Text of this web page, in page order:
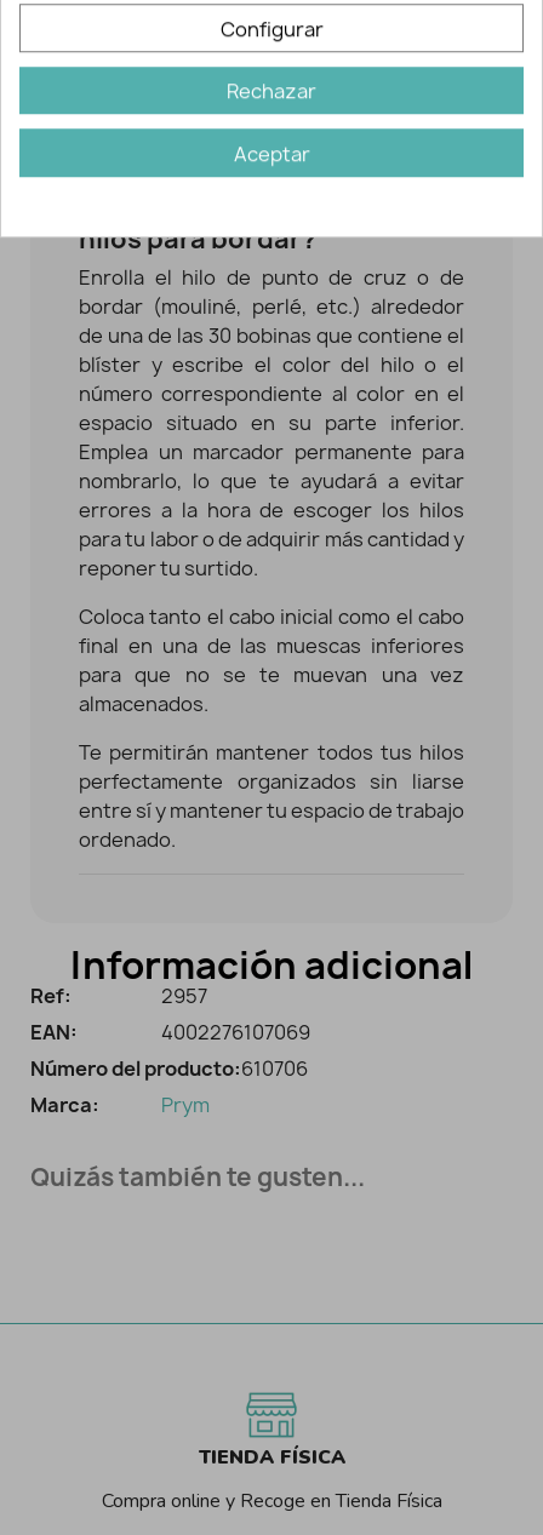
cartones hilos de bordar
contienen suficiente espacio en la parte
inferior de la bobina de hilo para anotar
los números de color respectivos con un
marcador permanente; de esta manera
se evitan errores.
hilos para bordar?
Enrolla el hilo de punto de cruz o de
bordar (mouliné, perlé, etc.) alrededor
de una de las 30 bobinas que contiene el
blíster y escribe el color del hilo o el
número correspondiente al color en el
espacio situado en su parte inferior.
Emplea un marcador permanente para
nombrarlo, lo que te ayudará a evitar
errores a la hora de escoger los hilos
para tu labor o de adquirir más cantidad y
reponer tu surtido.
Coloca tanto el cabo inicial como el cabo
final en una de las muescas inferiores
para que no se te muevan una vez
almacenados.
Te permitirán mantener todos tus hilos
perfectamente organizados sin liarse
entre sí y mantener tu espacio de trabajo
ordenado.
Información adicional
Ref:
2957
EAN:
4002276107069
Número del producto:610706
Marca:
Prym
Quizás también te gusten...
TIENDA FÍSICA
Compra online y Recoge en Tienda Física
Configurar
Rechazar
Aceptar